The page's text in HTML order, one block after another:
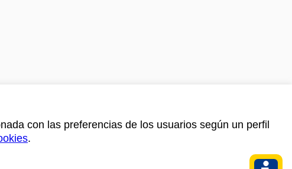
con las preferencias de los usuarios según un perfil
.